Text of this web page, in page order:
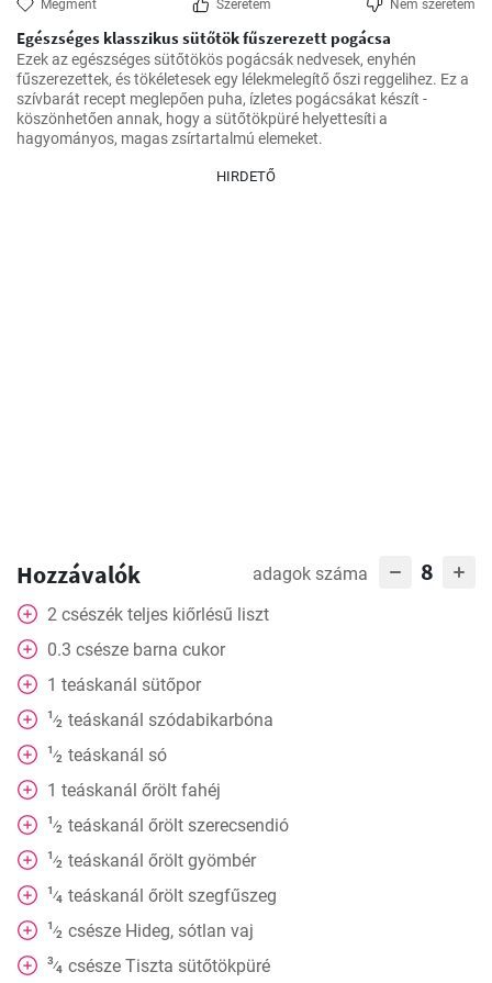
Megment Szeretem Nem szeretem
Egészséges klasszikus sütőtök fűszerezett pogácsa
Ezek az egészséges sütőtökös pogácsák nedvesek, enyhén
fűszerezettek, és tökéletesek egy lélekmelegítő őszi reggelihez. Ez a
szívbarát recept meglepően puha, ízletes pogácsákat készít -
köszönhetően annak, hogy a sütőtökpüré helyettesíti a
hagyományos, magas zsírtartalmú elemeket.
HIRDETŐ
Hozzávalók adagok száma 8
2 csészék teljes kiőrlésű liszt
0.3 csésze barna cukor
1 teáskanál sütőpor
1⁄2 teáskanál szódabikarbóna
1⁄2 teáskanál só
1 teáskanál őrölt fahéj
1⁄2 teáskanál őrölt szerecsendió
1⁄2 teáskanál őrölt gyömbér
1⁄4 teáskanál őrölt szegfűszeg
1⁄2 csésze Hideg, sótlan vaj
3⁄4 csésze Tiszta sütőtökpüré